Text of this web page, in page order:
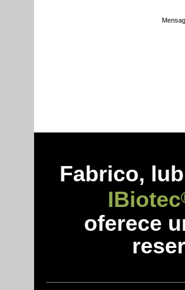
Fabrico,
IBiotec
oferece